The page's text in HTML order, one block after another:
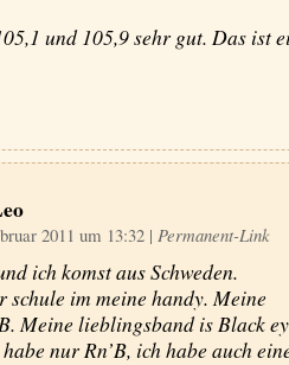
und 105,9 sehr gut. Das ist
2011 um 13:32 | Permanent-Link
ich komst aus Schweden.
schule im meine handy. Meine
Meine lieblingsband is Black
nur Rn’B, ich habe auch